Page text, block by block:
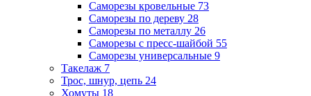
Саморезы кровельные 73
Саморезы по дереву 28
Саморезы по металлу 26
Саморезы с пресс-шайбой 55
Саморезы универсальные 9
Такелаж 7
Трос, шнур, цепь 24
Хомуты 18